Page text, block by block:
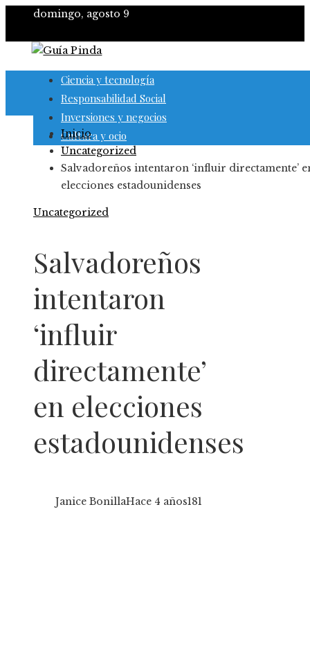
domingo, agosto 9
Ciencia y tecnología
Responsabilidad Social
Inversiones y negocios
Cultura y ocio
Inicio
Uncategorized
Salvadoreños intentaron ‘influir directamente’
elecciones estadounidenses
Uncategorized
Salvadoreños
intentaron
‘influir
directamente’
en elecciones
estadounidenses
Janice BonillaHace 4 años181